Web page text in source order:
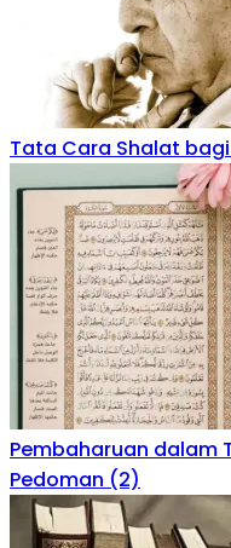
Tata Cara Shalat
Pembaharuan dalam
Pedoman (2)